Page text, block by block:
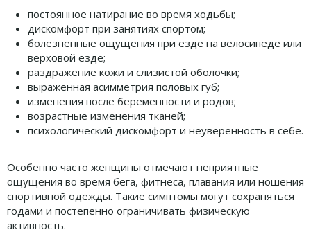
постоянное натирание во время ходьбы;
дискомфорт при занятиях спортом;
болезненные ощущения при езде на велосипеде или
верховой езде;
раздражение кожи и слизистой оболочки;
выраженная асимметрия половых губ;
изменения после беременности и родов;
возрастные изменения тканей;
психологический дискомфорт и неуверенность в себе.
Особенно часто женщины отмечают неприятные
ощущения во время бега, фитнеса, плавания или ношения
спортивной одежды. Такие симптомы могут сохраняться
годами и постепенно ограничивать физическую
активность.